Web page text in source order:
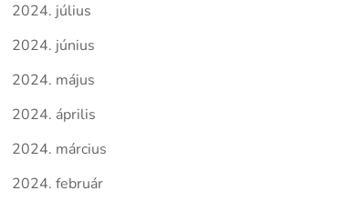
2024. július
2024. június
2024. május
2024. április
2024. március
2024. február